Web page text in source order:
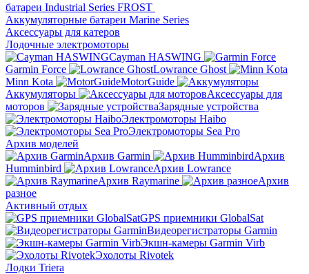
батареи Industrial Series FROST
Аккумуляторные батареи Marine Series
Аксессуары для катеров
Лодочные электромоторы
Cayman HASWING
Garmin Force
Lowrance Ghost
Minn Kota
MotorGuide
Аккумуляторы
Аксессуары для
моторов
Зарядные устройства
Электромоторы Haibo
Электромоторы Sea Pro
Архив моделей
Архив Garmin
Архив
Humminbird
Архив Lowrance
Архив Raymarine
Архив
разное
Активный отдых
GPS приемники GlobalSat
Видеорегистраторы Garmin
Экшн-камеры Garmin Virb
Эхолоты Rivotek
Лодки Triera